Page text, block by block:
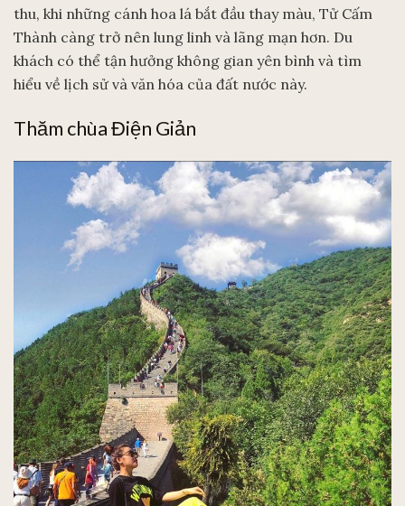
thu, khi những cánh hoa lá bắt đầu thay màu, Tử Cấm
Thành càng trở nên lung linh và lãng mạn hơn. Du
khách có thể tận hưởng không gian yên bình và tìm
hiểu về lịch sử và văn hóa của đất nước này.
Thăm chùa Điện Giản